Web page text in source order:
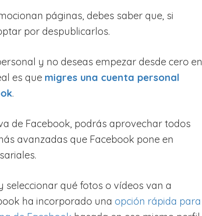
páginas, debes saber que, si
por despublicarlos.
y no deseas empezar desde cero en
es que migres una cuenta personal
.
de Facebook, podrás aprovechar todos
avanzadas que Facebook pone en
qué fotos o vídeos van a
ha incorporado una opción rápida para